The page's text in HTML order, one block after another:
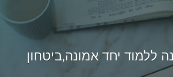
יחד אמונה,ביטחון